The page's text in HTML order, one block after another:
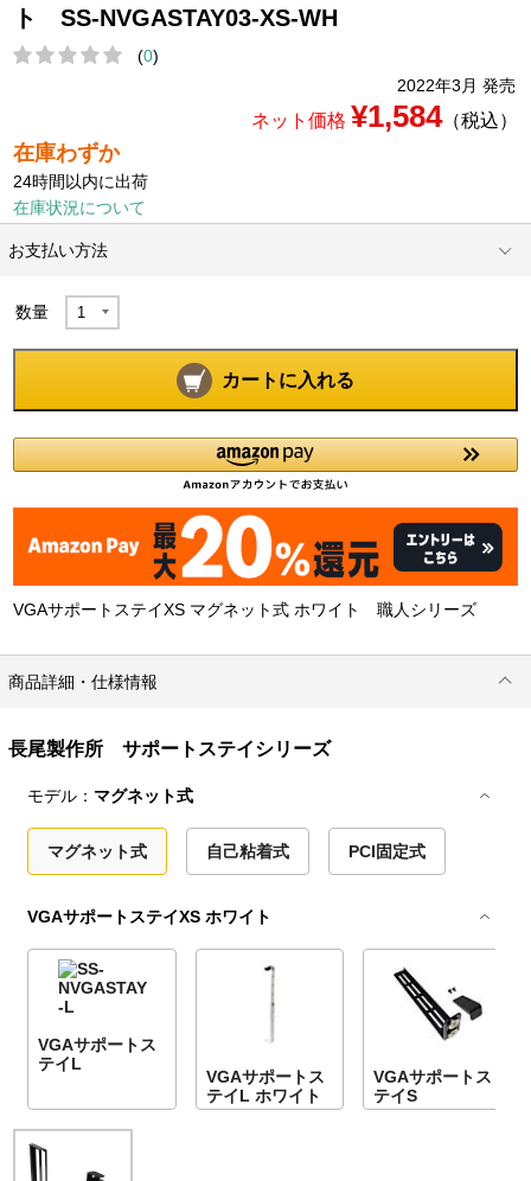
ト SS-NVGASTAY03-XS-WH
(0)
2022年3月 発売
ネット価格 ¥1,584（税込）
在庫わずか
24時間以内に出荷
在庫状況について
お支払い方法
数量
カートに入れる
VGAサポートステイXS マグネット式 ホワイト 職人シリーズ
商品詳細・仕様情報
長尾製作所 サポートステイシリーズ
モデル： マグネット式
マグネット式 自己粘着式 PCI固定式
VGAサポートステイXS ホワイト
VGAサポートス
テイL
VGAサポートス
テイL ホワイト
VGAサポートス
テイS